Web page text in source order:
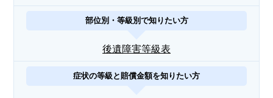
部位別・等級別で知りたい方
後遺障害等級表
症状の等級と賠償金額を知りたい方